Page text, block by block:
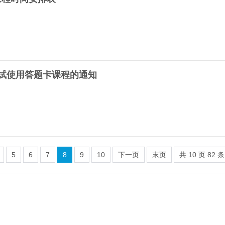
使用答题卡课程的通知
5 6 7 8 9 10 下一页 末页 共 10 页 82 条